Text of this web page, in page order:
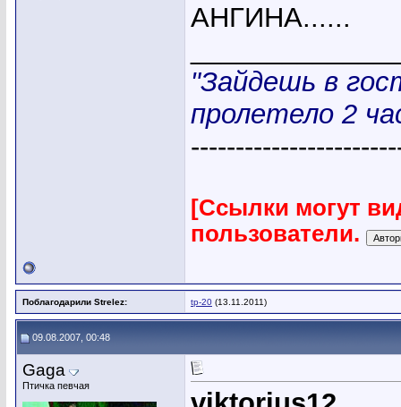
АНГИНА......
"Зайдешь в
пролетело 2
[Ссылки могут
пользователи.
Поблагодарили Strelez: tp-20 (13.11.2011)
09.08.2007, 00:48
Gaga
Птичка певчая